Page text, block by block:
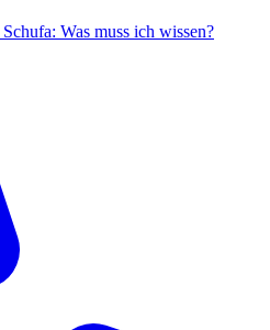
Schufa: Was muss ich wissen?